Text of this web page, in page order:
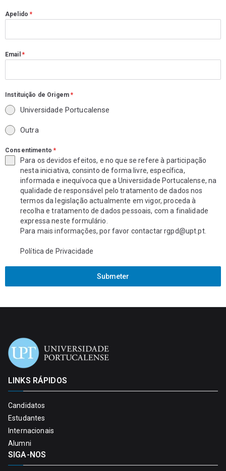
Apelido*
Email *
Instituição de Origem*
Universidade Portucalense
Outra
Consentimento*
Para os devidos efeitos, e no que se refere à participação
nesta iniciativa, consinto de forma livre, específica,
informada e inequívoca que a Universidade Portucalense, na
qualidade de responsável pelo tratamento de dados nos
termos da legislação actualmente em vigor, proceda à
recolha e tratamento de dados pessoais, com a finalidade
expressa neste formulário.
Para mais informações, por favor contactarrgpd@upt.pt.
Política de Privacidade
Submeter
LINKS RÁPIDOS
Candidatos
Estudantes
Internacionais
Alumni
SIGA-NOS